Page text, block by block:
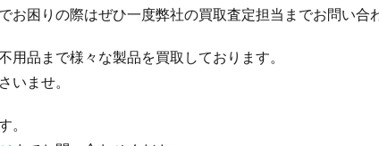
お困りの際はぜひ一度弊社の買取査定担当までお問い合
品まで様々な製品を買取しております。
いませ。
。